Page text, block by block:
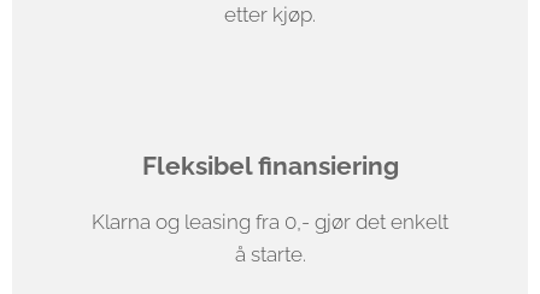
etter kjøp.
Fleksibel finansiering
Klarna og leasing fra 0,- gjør det enkelt
å starte.